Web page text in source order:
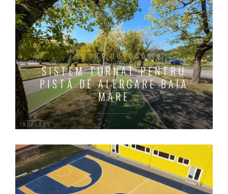
SPORT OUTDOOR
SISTEM TURNAT PENTRU
PISTĂ DE ALERGARE BAIA
MARE